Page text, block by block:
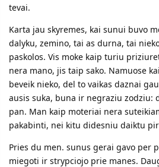
tevai.
Karta jau skyremes, kai sunui buvo
dalyku, zemino, tai as durna, tai
paskolos. Vis moke kaip turiu
nera mano, jis taip sako. Namuose
beveik nieko, del to vaikas daznai
ausis suka, buna ir negraziu zodziu:
pan. Man kaip moteriai nera
pakabinti, nei kitu didesniu daiktu
Pries du men. sunus gerai gavo per
miegoti ir strypciojo prie manes.